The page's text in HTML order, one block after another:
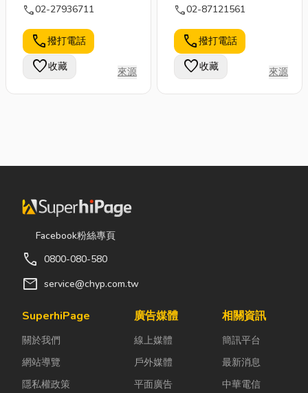
call02-27936711
call撥打電話
favorite收藏 來源
call02-87121561
call撥打電話
favorite收藏 來源
Facebook粉絲專頁
call 0800-080-580
mail service@chyp.com.tw
SuperhiPage
關於我們
網站導覽
隱私權政策
廣告媒體
線上媒體
戶外媒體
平面廣告
相關資訊
簡訊平台
最新消息
中華電信